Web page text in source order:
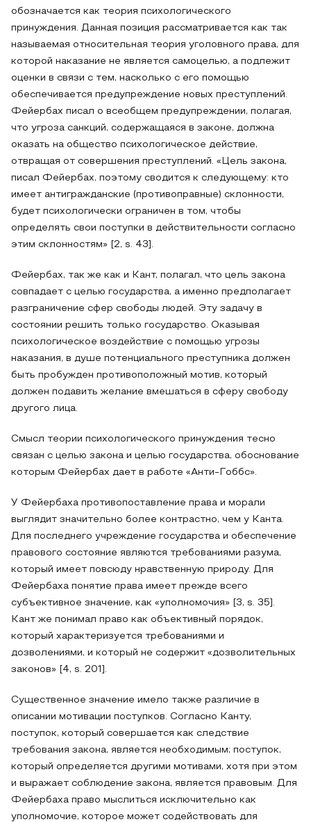
обозначается как теория психологического
принуждения. Данная позиция рассматривается как так
называемая относительная теория уголовного права, для
которой наказание не является самоцелью, а подлежит
оценки в связи с тем, насколько с его помощью
обеспечивается предупреждение новых преступлений.
Фейербах писал о всеобщем предупреждении, полагая,
что угроза санкций, содержащаяся в законе, должна
оказать на общество психологическое действие,
отвращая от совершения преступлений. «Цель закона,
писал Фейербах, поэтому сводится к следующему: кто
имеет антигражданские (противоправные) склонности,
будет психологически ограничен в том, чтобы
определять свои поступки в действительности согласно
этим склонностям» [2, s. 43].
Фейербах, так же как и Кант, полагал, что цель закона
совпадает с целью государства, а именно предполагает
разграничение сфер свободы людей. Эту задачу в
состоянии решить только государство. Оказывая
психологическое воздействие с помощью угрозы
наказания, в душе потенциального преступника должен
быть пробужден противоположный мотив, который
должен подавить желание вмешаться в сферу свободу
другого лица.
Смысл теории психологического принуждения тесно
связан с целью закона и целью государства, обоснование
которым Фейербах дает в работе «Анти-Гоббс».
У Фейербаха противопоставление права и морали
выглядит значительно более контрастно, чем у Канта.
Для последнего учреждение государства и обеспечение
правового состояние являются требованиями разума,
который имеет повсюду нравственную природу. Для
Фейербаха понятие права имеет прежде всего
субъективное значение, как «уполномочия» [3, s. 35].
Кант же понимал право как объективный порядок,
который характеризуется требованиями и
дозволениями, и который не содержит «дозволительных
законов» [4, s. 201].
Существенное значение имело также различие в
описании мотивации поступков. Согласно Канту,
поступок, который совершается как следствие
требования закона, является необходимым; поступок,
который определяется другими мотивами, хотя при этом
и выражает соблюдение закона, является правовым. Для
Фейербаха право мыслиться исключительно как
уполномочие, которое может содействовать для